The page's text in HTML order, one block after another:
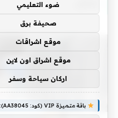
ضوء التعليمي
صحيفة برق
موقع اشراقات
موقع اشراق اون لاين
اركان سياحة وسفر
باقة متميزة VIP (كود: AA38045):